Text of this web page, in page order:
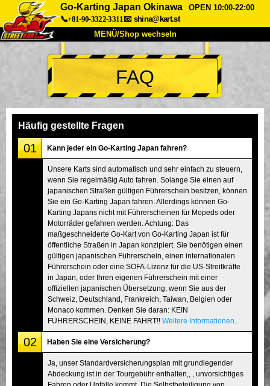
Go-Karting Japan Okinawa
OPEN 10:00-22:00
📞+81-90-3322-3311📧 shina@kart.st
MENÜ/Shop wechseln
START
Über uns Spezifikationen Preise
Bewertungen
Unternehmen
Tokio Shinagawa Tokio Akihabara#1
Tokio Akihabara#2 Tokio Shibuya
Tokio Shibuya Annex Tokio Bucht
Tokio Asakusa
Okinawa
FAQ
Häufig gestellte Fragen
01 Kann jeder ein Go-Karting Japan fahren?
Unsere Karts sind automatisch und sehr einfach zu steuern,
wenn Sie regelmäßig Auto fahren. Solange Sie einen auf
japanischen Straßen gültigen Führerschein besitzen, können
Sie ein Go-Karting Japan fahren. Allerdings können Go-
Karting Japans nicht mit Führerscheinen für Mopeds oder
Motorräder gefahren werden. Achtung: Das
maßgeschneiderte Go-Kart von Go-Karting Japan ist für
öffentliche Straßen in Japan konzipiert. Sie benötigen einen
gültigen japanischen Führerschein, einen internationalen
Führerschein oder eine SOFA-Lizenz für die US-Streitkräfte
in Japan, oder Ihren eigenen Führerschein mit einer
offiziellen japanischen Übersetzung, wenn Sie aus der
Schweiz, Deutschland, Frankreich, Taiwan, Belgien oder
Monaco kommen. Denken Sie daran: KEIN
FÜHRERSCHEIN, KEINE FAHRT!! Weitere Informationen
02 Haben Sie eine Versicherung?
Ja, unser Standardversicherungsplan mit grundlegender
Abdeckung ist in der Tourgebühr enthalten,, , unvorsichtiges